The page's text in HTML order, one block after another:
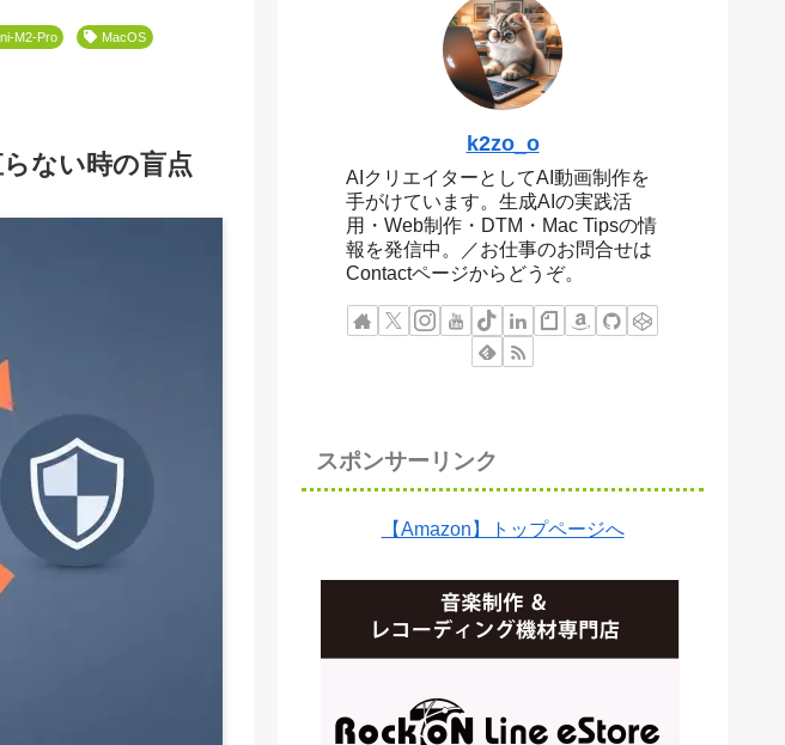
M2-Pro MacOS
ない時の盲点
k2zo_o
AIクリエイターとしてAI動画制作を
手がけています。生成AIの実践活
用・Web制作・DTM・Mac Tipsの情
報を発信中。／お仕事のお問合せは
Contactページからどうぞ。
スポンサーリンク
【Amazon】トップページへ